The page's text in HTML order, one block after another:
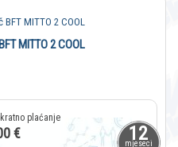
12
mjeseci
MITTO 2 COOL
€